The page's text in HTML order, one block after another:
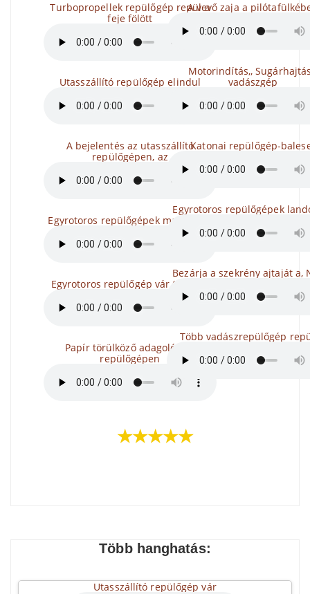
Turbopropellek repülőgép repül a
feje fölött
Utasszállító repülőgép elindul
A bejelentés az utasszállító
repülőgépen, az
Egyrotoros repülőgépek manőverei
Egyrotoros repülőgép vár (repülő)
Papír törülköző adagoló egy
repülőgépen
A vevő zaja a
Motorindítás,,
vadászgép
Katonai repülőgép-
Egyrotoros repülőgépek
Bezárja a szekrény ajtaját a,
Több vadászrepülőgép
★★★★★
Több hanghatás:
Utasszállító repülőgép vár